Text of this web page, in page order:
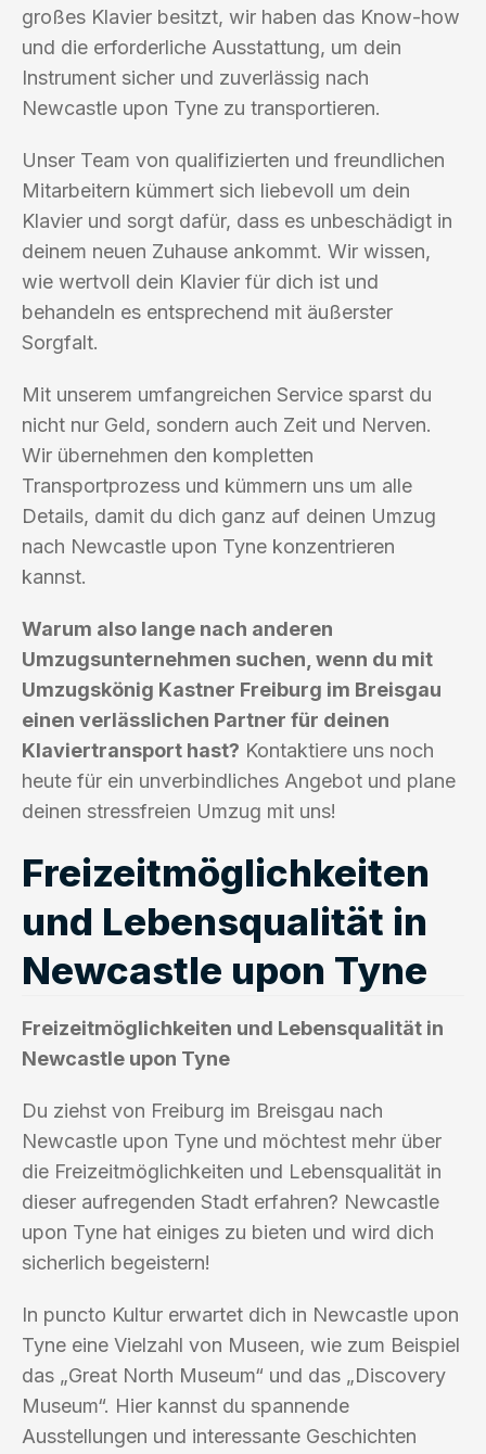
großes Klavier besitzt, wir haben das Know-how
und die erforderliche Ausstattung, um dein
Instrument sicher und zuverlässig nach
Newcastle upon Tyne zu transportieren.
Unser Team von qualifizierten und freundlichen
Mitarbeitern kümmert sich liebevoll um dein
Klavier und sorgt dafür, dass es unbeschädigt in
deinem neuen Zuhause ankommt. Wir wissen,
wie wertvoll dein Klavier für dich ist und
behandeln es entsprechend mit äußerster
Sorgfalt.
Mit unserem umfangreichen Service sparst du
nicht nur Geld, sondern auch Zeit und Nerven.
Wir übernehmen den kompletten
Transportprozess und kümmern uns um alle
Details, damit du dich ganz auf deinen Umzug
nach Newcastle upon Tyne konzentrieren
kannst.
Warum also lange nach anderen
Umzugsunternehmen suchen, wenn du mit
Umzugskönig Kastner Freiburg im Breisgau
einen verlässlichen Partner für deinen
Klaviertransport hast? Kontaktiere uns noch
heute für ein unverbindliches Angebot und plane
deinen stressfreien Umzug mit uns!
Freizeitmöglichkeiten
und Lebensqualität in
Newcastle upon Tyne
Freizeitmöglichkeiten und Lebensqualität in
Newcastle upon Tyne
Du ziehst von Freiburg im Breisgau nach
Newcastle upon Tyne und möchtest mehr über
die Freizeitmöglichkeiten und Lebensqualität in
dieser aufregenden Stadt erfahren? Newcastle
upon Tyne hat einiges zu bieten und wird dich
sicherlich begeistern!
In puncto Kultur erwartet dich in Newcastle upon
Tyne eine Vielzahl von Museen, wie zum Beispiel
das „Great North Museum“ und das „Discovery
Museum“. Hier kannst du spannende
Ausstellungen und interessante Geschichten